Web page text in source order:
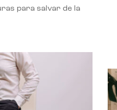
para salvar de la